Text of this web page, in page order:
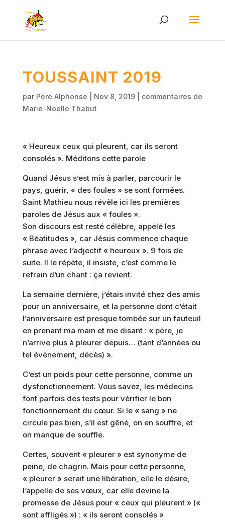
TOUSSAINT 2019
par Père Alphonse Nov 8, 2019| commentaires de
Marie-Noëlle Thabut
« Heureux ceux qui pleurent, car ils seront
consolés ». Méditons cette parole
Quand Jésus s’est mis à parler, parcourir le
pays, guérir, « des foules » se sont formées.
Saint Mathieu nous révèle ici les premières
paroles de Jésus aux « foules ».
Son discours est resté célèbre, appelé les
« Béatitudes », car Jésus commence chaque
phrase avec l’adjectif « heureux ». 9 fois de
suite. Il le répète, il insiste, c’est comme le
refrain d’un chant : ça revient.
La semaine dernière, j’étais invité chez des amis
pour un anniversaire, et la personne dont c’était
l’anniversaire est presque tombée sur un fauteuil
en prenant ma main et me disant : « père, je
n’arrive plus à pleurer depuis… (tant d’années ou
tel évènement, décès) ».
C’est un poids pour cette personne, comme un
dysfonctionnement. Vous savez, les médecins
font parfois des tests pour vérifier le bon
fonctionnement du cœur. Si le « sang » ne
circule pas bien, s’il est gêné, on en souffre, et
on manque de souffle.
Certes, souvent « pleurer » est synonyme de
peine, de chagrin. Mais pour cette personne,
« pleurer » serait une libération, elle le désire,
l’appelle de ses vœux, car elle devine la
promesse de Jésus pour « ceux qui pleurent » («
sont affligés ») : « ils seront consolés »